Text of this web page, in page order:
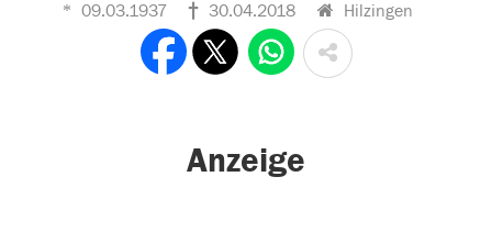
09.03.1937 30.04.2018 Hilzingen
Anzeige